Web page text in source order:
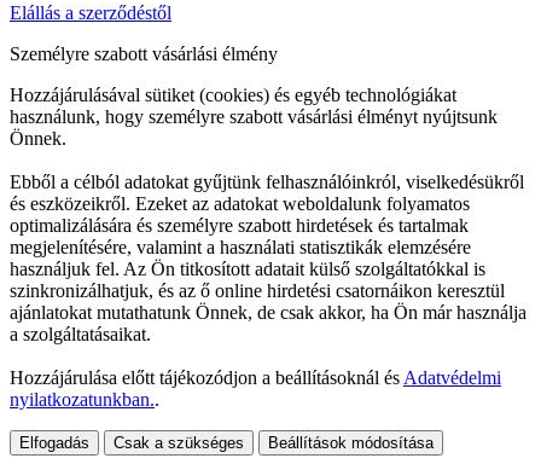
Elállás a szerződéstől
Személyre szabott vásárlási élmény
Hozzájárulásával sütiket (cookies) és egyéb technológiákat
használunk, hogy személyre szabott vásárlási élményt nyújtsunk
Önnek.
Ebből a célból adatokat gyűjtünk felhasználóinkról, viselkedésükről
és eszközeikről. Ezeket az adatokat weboldalunk folyamatos
optimalizálására és személyre szabott hirdetések és tartalmak
megjelenítésére, valamint a használati statisztikák elemzésére
használjuk fel. Az Ön titkosított adatait külső szolgáltatókkal is
szinkronizálhatjuk, és az ő online hirdetési csatornáikon keresztül
ajánlatokat mutathatunk Önnek, de csak akkor, ha Ön már használja
a szolgáltatásaikat.
Hozzájárulása előtt tájékozódjon a beállításoknál és Adatvédelmi
nyilatkozatunkban..
Elfogadás Csak a szükséges Beállítások módosítása